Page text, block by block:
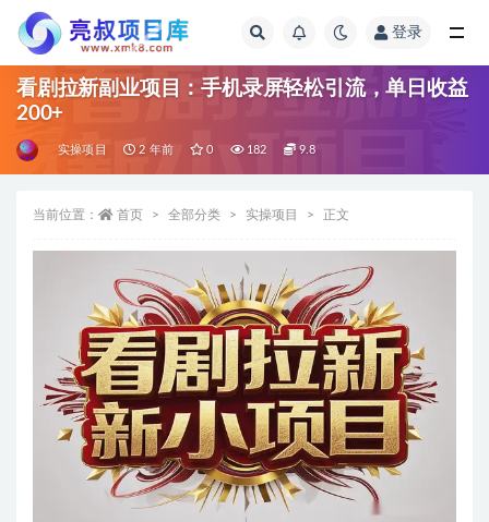
登录
看剧拉新副业项目：手机录屏轻松引流，单日收益
200+
实操项目 2 年前 0 182 9.8
当前位置： 首页 全部分类 实操项目 正文